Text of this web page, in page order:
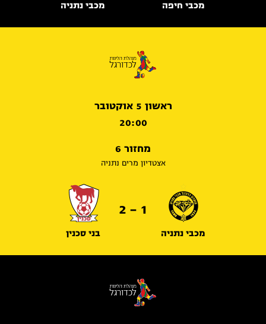
מכבי חיפה מכבי נתניה
ראשון 5 אוקטובר
20:00
מחזור 6
אצטדיון מרים נתניה
מכבי נתניה
1 - 2
בני סכנין